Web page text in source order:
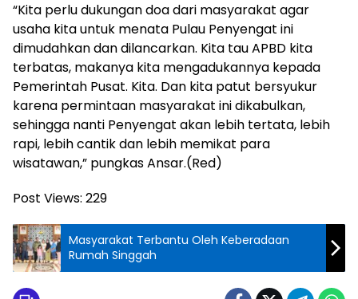
“Kita perlu dukungan doa dari masyarakat agar
usaha kita untuk menata Pulau Penyengat ini
dimudahkan dan dilancarkan. Kita tau APBD kita
terbatas, makanya kita mengadukannya kepada
Pemerintah Pusat. Kita. Dan kita patut bersyukur
karena permintaan masyarakat ini dikabulkan,
sehingga nanti Penyengat akan lebih tertata, lebih
rapi, lebih cantik dan lebih memikat para
wisatawan,” pungkas Ansar.(Red)
Post Views: 229
Masyarakat Terbantu Oleh Keberadaan
Rumah Singgah